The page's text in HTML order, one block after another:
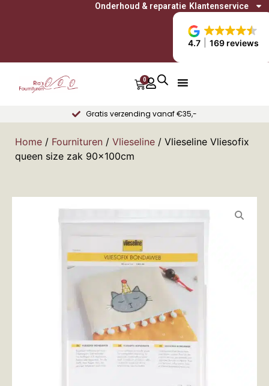
4.7 169 reviews
Onderhoud & reparatie Klantenservice
0
Gratis verzending vanaf €35,-
Home / Fournituren / Vlieseline / Vlieseline Vliesofix
queen size zak 90x100cm